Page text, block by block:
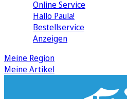
Online Service
Hallo Paula!
Bestellservice
Anzeigen
Meine Region
Meine Artikel